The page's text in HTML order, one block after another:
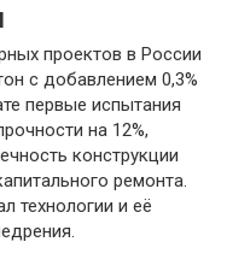
проектов в России
с добавлением 0,3%
первые испытания
на 12%,
конструкции
ремонта.
технологии и её